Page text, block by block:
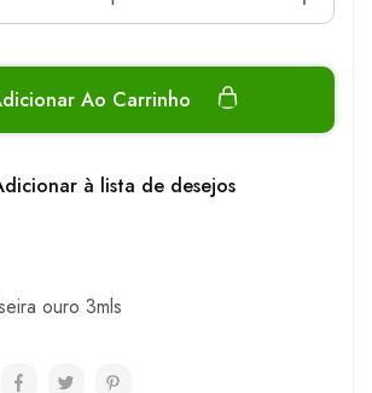
Ao Carrinho
à lista de desejos
ouro 3mls